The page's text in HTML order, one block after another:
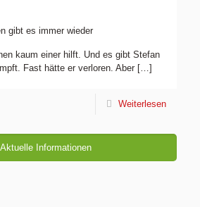
gibt es immer wieder
kaum einer hilft. Und es gibt Stefan
Fast hätte er verloren. Aber […]
Weiterlesen
Aktuelle Informationen